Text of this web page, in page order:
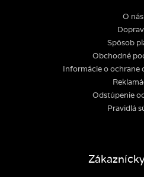
O nás
Spôsob
Obchodné
Informácie o ochrane
Odstúpenie
Pravidlá